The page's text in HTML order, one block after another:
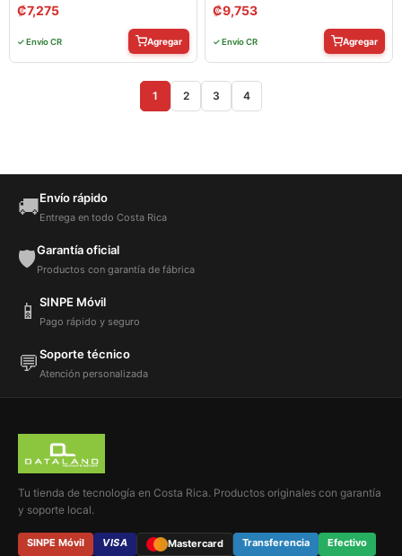
₡7,275
✓ Envío CR Agregar
₡9,753
✓ Envío CR Agregar
1 2 3 4
🚚Envío rápido
Entrega en todo Costa Rica
🛡️Garantía oficial
Productos con garantía de fábrica
📱 SINPE Móvil
Pago rápido y seguro
💬Soporte técnico
Atención personalizada
Tu tienda de tecnología en Costa Rica. Productos originales con garantía
y soporte local.
SINPE Móvil VISA Mastercard Transferencia Efectivo